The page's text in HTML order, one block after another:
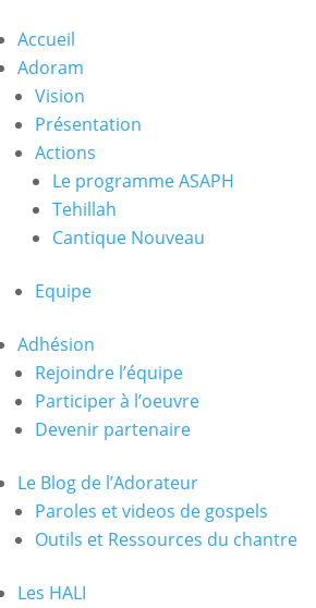
Accueil
Adoram
Vision
Présentation
Actions
Le programme ASAPH
Tehillah
Cantique Nouveau
Equipe
Adhésion
Rejoindre l’équipe
Participer à l’oeuvre
Devenir partenaire
Le Blog de l’Adorateur
Paroles et videos de gospels
Outils et Ressources du chantre
Les HALI